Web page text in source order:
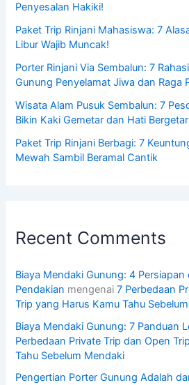
Penyesalan Hakiki!
Paket Trip Rinjani Mahasiswa: 7
Libur Wajib Muncak!
Porter Rinjani Via Sembalun: 7
Gunung Penyelamat Jiwa dan Raga
Wisata Alam Pusuk Sembalun: 7
Bikin Kaki Gemetar dan Hati Bergetar
Paket Trip Rinjani Berbagi: 7
Mewah Sambil Beramal Cantik
Recent Comments
Biaya Mendaki Gunung: 4
Pendakian mengenai7 Perbedaan
Trip yang Harus Kamu Tahu
Biaya Mendaki Gunung: 7 Panduan
Perbedaan Private Trip dan Open
Tahu Sebelum Mendaki
Pengertian Porter Gunung Adalah